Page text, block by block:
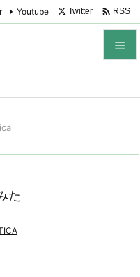

Youtube Twitter  RSS
た